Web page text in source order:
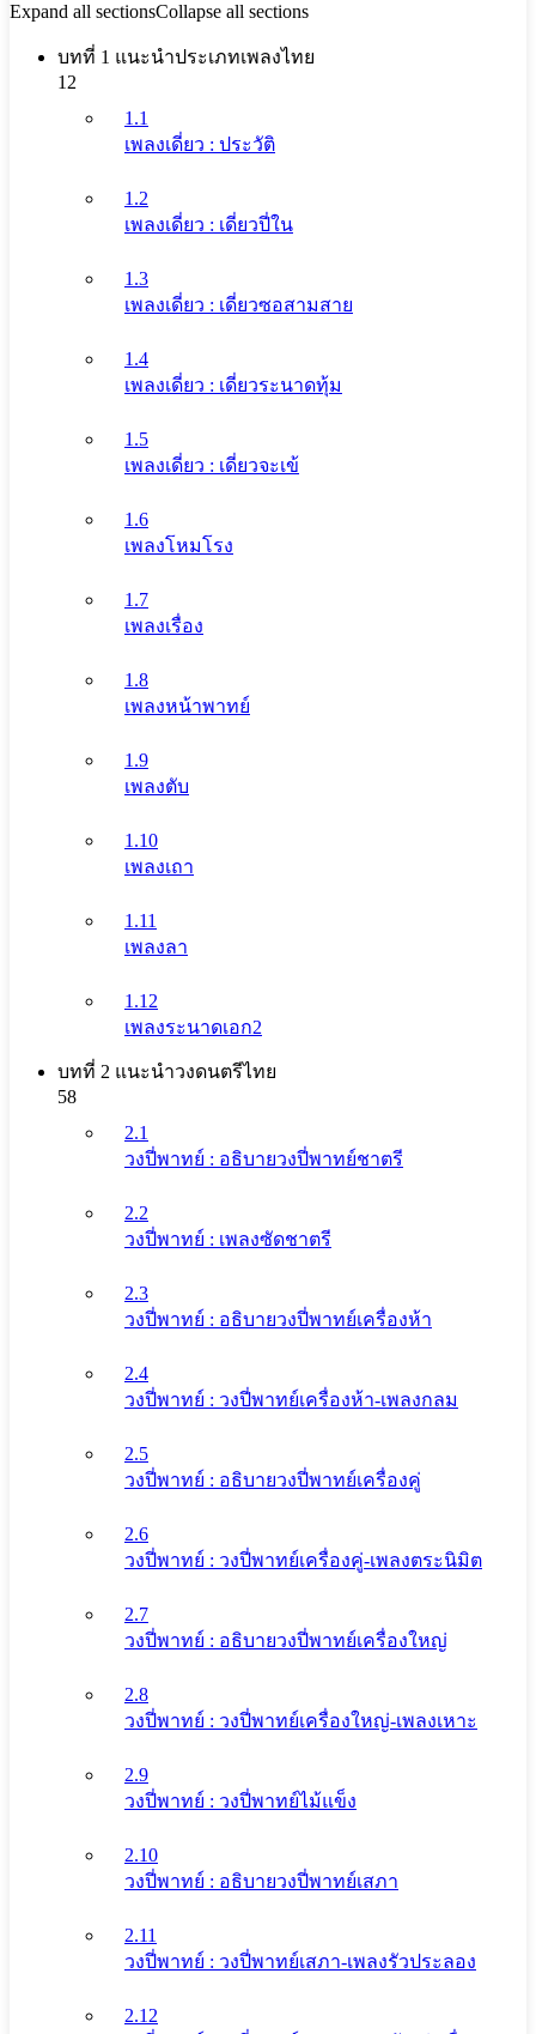
Expand all sectionsCollapse all sections
บทที่ 1 แนะนำประเภทเพลงไทย
12
1.1
เพลงเดี่ยว : ประวัติ
1.2
เพลงเดี่ยว : เดี่ยวปี่ใน
1.3
เพลงเดี่ยว : เดี่ยวซอสามสาย
1.4
เพลงเดี่ยว : เดี่ยวระนาดทุ้ม
1.5
เพลงเดี่ยว : เดี่ยวจะเข้
1.6
เพลงโหมโรง
1.7
เพลงเรื่อง
1.8
เพลงหน้าพาทย์
1.9
เพลงตับ
1.10
เพลงเถา
1.11
เพลงลา
1.12
เพลงระนาดเอก2
บทที่ 2 แนะนําวงดนตรีไทย
58
2.1
วงปี่พาทย์ : อธิบายวงปี่พาทย์ชาตรี
2.2
วงปี่พาทย์ : เพลงซัดชาตรี
2.3
วงปี่พาทย์ : อธิบายวงปี่พาทย์เครื่องห้า
2.4
วงปี่พาทย์ : วงปี่พาทย์เครื่องห้า-เพลงกลม
2.5
วงปี่พาทย์ : อธิบายวงปี่พาทย์เครื่องคู่
2.6
วงปี่พาทย์ : วงปี่พาทย์เครื่องคู่-เพลงตระนิมิต
2.7
วงปี่พาทย์ : อธิบายวงปี่พาทย์เครื่องใหญ่
2.8
วงปี่พาทย์ : วงปี่พาทย์เครื่องใหญ่-เพลงเหาะ
2.9
วงปี่พาทย์ : วงปี่พาทย์ไม้แข็ง
2.10
วงปี่พาทย์ : อธิบายวงปี่พาทย์เสภา
2.11
วงปี่พาทย์ : วงปี่พาทย์เสภา-เพลงรัวประลอง
2.12